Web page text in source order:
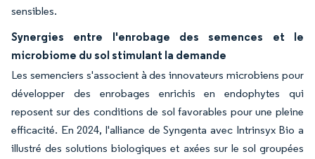
sensibles.
Synergies entre l'enrobage des semences et le
microbiome du sol stimulant la demande
Les semenciers s'associent à des innovateurs microbiens pour
développer des enrobages enrichis en endophytes qui
reposent sur des conditions de sol favorables pour une pleine
efficacité. En 2024, l'alliance de Syngenta avec Intrinsyx Bio a
illustré des solutions biologiques et axées sur le sol groupées